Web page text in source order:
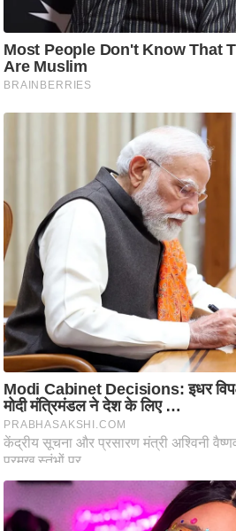
ज
नी
ति
वि
श्ले
सा
म
यि
क
मा
तृ
भू
मि
स्तं
भ
म